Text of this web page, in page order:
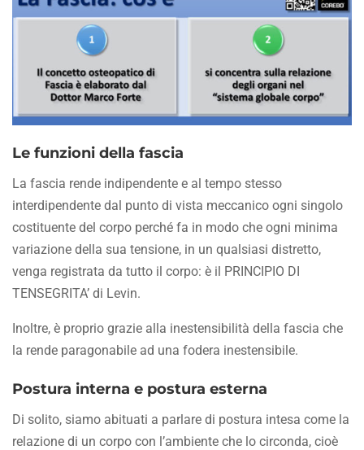
Le funzioni della fascia
La fascia rende indipendente e al tempo stesso
interdipendente dal punto di vista meccanico ogni singolo
costituente del corpo perché fa in modo che ogni minima
variazione della sua tensione, in un qualsiasi distretto,
venga registrata da tutto il corpo: è il PRINCIPIO DI
TENSEGRITA’ di Levin.
Inoltre, è proprio grazie alla inestensibilità della fascia che
la rende paragonabile ad una fodera inestensibile.
Postura interna e postura esterna
Di solito, siamo abituati a parlare di postura intesa come la
relazione di un corpo con l’ambiente che lo circonda, cioè